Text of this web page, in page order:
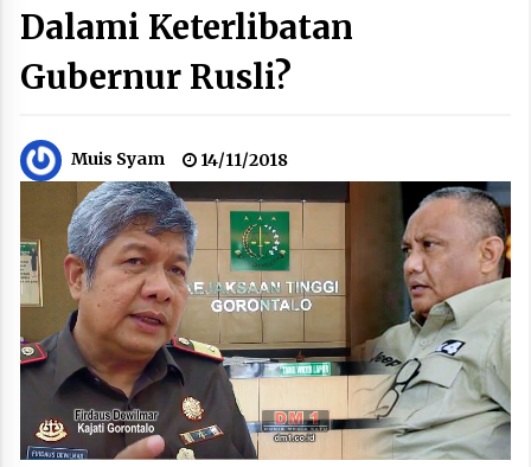
Dalami Keterlibatan
Gubernur Rusli?
Muis Syam 14/11/2018